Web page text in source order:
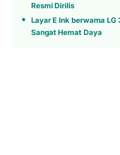
Resmi Dirilis
Layar E Ink berwarna
Sangat Hemat Daya